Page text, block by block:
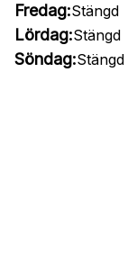
Fredag:Stängd
Lördag:Stängd
Söndag:Stängd